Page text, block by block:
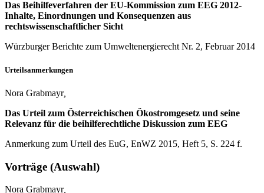
Das Beihilfeverfahren der EU-Kommission zum EEG 2012-
Inhalte, Einordnungen und Konsequenzen aus
rechtswissenschaftlicher Sicht
Würzburger Berichte zum Umweltenergierecht Nr. 2, Februar 2014
Urteilsanmerkungen
Nora Grabmayr,
Das Urteil zum Österreichischen Ökostromgesetz und seine
Relevanz für die beihilferechtliche Diskussion zum EEG
Anmerkung zum Urteil des EuG, EnWZ 2015, Heft 5, S. 224 f.
Vorträge (Auswahl)
Nora Grabmayr,